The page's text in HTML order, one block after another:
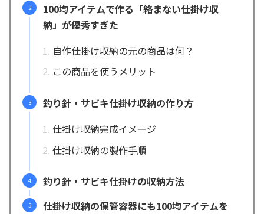
100均アイテムで作る「絡まない仕掛け収
納」が優秀すぎた
自作仕掛け収納の元の商品は何？
この商品を使うメリット
釣り針・サビキ仕掛け収納の作り方
仕掛け収納完成イメージ
仕掛け収納の製作手順
釣り針・サビキ仕掛けの収納方法
仕掛け収納の保管容器にも100均アイテムを